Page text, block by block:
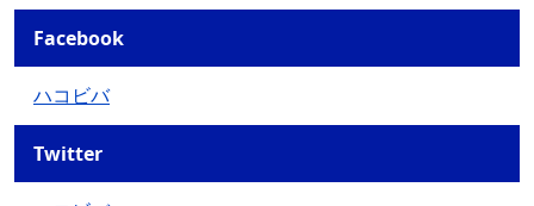
Facebook
ハコビバ
Twitter